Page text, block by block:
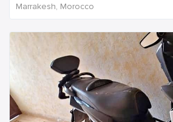
Marrakesh, Morocco